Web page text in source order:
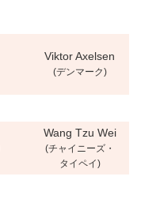
Viktor Axelsen
(デンマーク)
Wang Tzu Wei
(チャイニーズ・
タイペイ)